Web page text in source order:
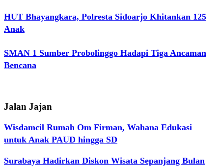
HUT Bhayangkara, Polresta Sidoarjo Khitankan 125
Anak
SMAN 1 Sumber Probolinggo Hadapi Tiga Ancaman
Bencana
Jalan Jajan
Wisdamcil Rumah Om Firman, Wahana Edukasi
untuk Anak PAUD hingga SD
Surabaya Hadirkan Diskon Wisata Sepanjang Bulan